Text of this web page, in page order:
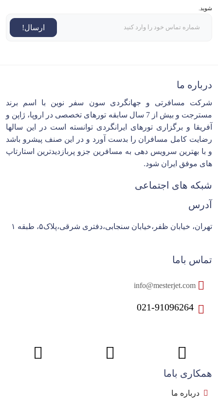
شوید.
ارسال!
درباره ما
شرکت مسافرتی و جهانگردی سون سفر نوین با اسم برند
مسترجت و بیش از 7 سال سابقه تورهای تخصصی در اروپا، ژاپن و
آفریقا و برگزاری تورهای ایرانگردی توانسته است در این سالها
رضایت کامل مسافران را بدست آورد و در این صنف پیشرو باشد
و با بهترین سرویس دهی به مسافرین جزو پربازدیدترین استارتاپ
های موفق ایران شود.
شبکه های اجتماعی
آدرس
تهران، خیابان ظفر،خیابان سنجابی،دفتری شرقی،پلاک۵، طبقه ۱
تماس باما
021-91096264
همکاری باما
درباره ما